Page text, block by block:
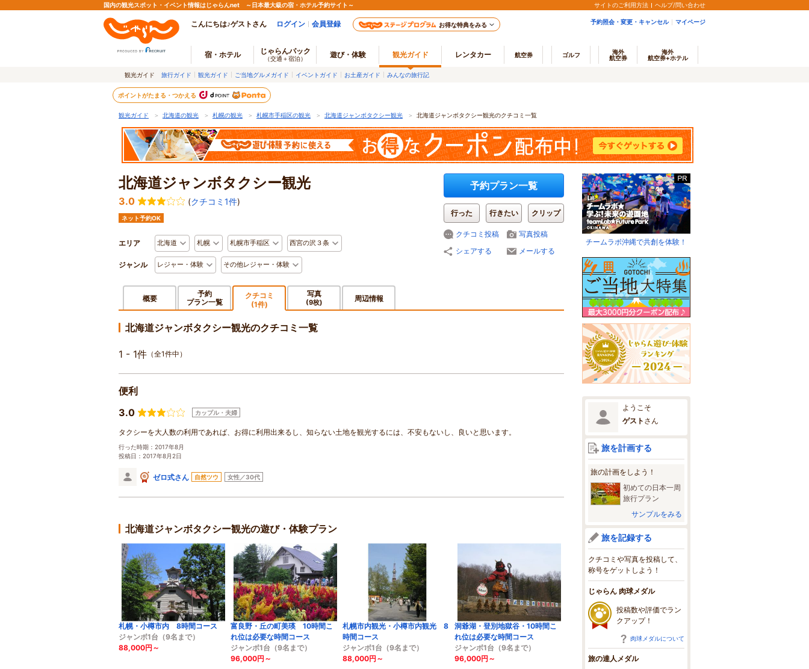
国内の観光スポット・イベント情報はじゃらんnet ～日本最大級の宿・ホテル予約サイト～ サイトのご利用方法 ヘルプ/問い合わせ
こんにちは♪ゲストさん ログイン 会員登録 お得な特典をみる 予約照会・変更・キャンセル マイページ
宿・ホテル じゃらんパック
（交通＋宿泊） 遊び・体験 観光ガイド レンタカー 航空券 ゴルフ
海外
航空券
海外
航空券+ホテル
観光ガイド 旅行ガイド 観光ガイド ご当地グルメガイド イベントガイド お土産ガイド みんなの旅行記
ポイントがたまる・つかえる
観光ガイド ＞ 北海道の観光 ＞ 札幌の観光 ＞ 札幌市手稲区の観光 ＞ 北海道ジャンボタクシー観光 ＞ 北海道ジャンボタクシー観光のクチコミ一覧
北海道ジャンボタクシー観光
3.0 (クチコミ1件)
ネット予約OK
エリア 北海道 札幌 札幌市手稲区 西宮の沢３条
ジャンル レジャー・体験 その他レジャー・体験
予約プラン一覧
行った 行きたい クリップ
クチコミ投稿
写真投稿
シェアする
メールする
概要
予約
プラン一覧
クチコミ
(1件)
写真
(9枚) 周辺情報
北海道ジャンボタクシー観光のクチコミ一覧
1 - 1件 （全1件中）
便利
3.0
カップル・夫婦
タクシーを大人数の利用であれば、お得に利用出来るし、知らない土地を観光するには、不安もないし、良いと思います。
行った時期：2017年8月
投稿日：2017年8月2日
ゼロ式さん 自然ツウ 女性／30代
北海道ジャンボタクシー観光の遊び・体験プラン
札幌・小樽市内 8時間コース
ジャンボ1台（9名まで）
88,000円～
富良野・丘の町美瑛 10時間こ
れ位は必要な時間コース
ジャンボ1台（9名まで）
96,000円～
札幌市内観光・小樽市内観光 8
時間コース
ジャンボ1台（9名まで）
88,000円～
洞爺湖・登別地獄谷・10時間こ
れ位は必要な時間コース
ジャンボ1台（9名まで）
96,000円～
チームラボ沖縄で共創を体験！
ようこそ
ゲスト さん
旅を計画する
旅の計画をしよう！
初めての日本一周
旅行プラン
サンプルをみる
旅を記録する
クチコミや写真を投稿して、
称号をゲットしよう！
じゃらん 肉球メダル
投稿数や評価でラン
クアップ！
肉球メダルについて
旅の達人メダル